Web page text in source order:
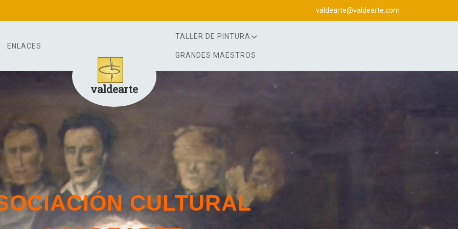
valdearte@valdearte.com
ENLACES
valdearte
TALLER DE PINTURA
GRANDES MAESTROS
CULTURAL